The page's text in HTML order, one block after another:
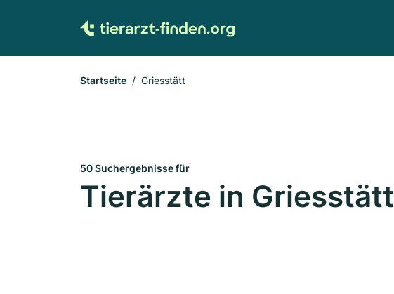
Startseite Griesstätt
50 Suchergebnisse für
Tierärzte in Griesstätt